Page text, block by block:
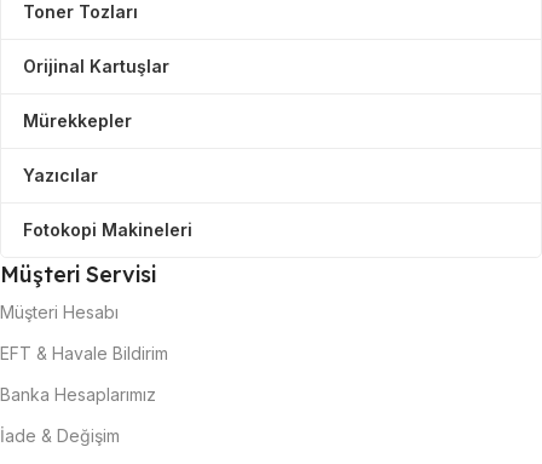
Toner Tozları
Orijinal Kartuşlar
Mürekkepler
Yazıcılar
Fotokopi Makineleri
Müşteri Servisi
Müşteri Hesabı
EFT & Havale Bildirim
Banka Hesaplarımız
İade & Değişim